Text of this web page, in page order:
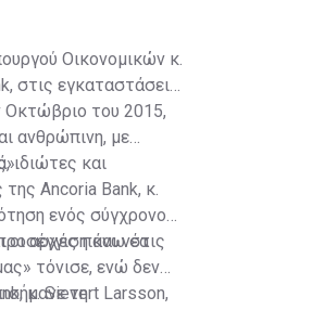
Οικονομικών κ.
στις εγκαταστάσεις
Οκτώβριο του 2015,
ανθρώπινη, με
ιδιώτες και
Ancoria Bank, κ.
ενός σύγχρονου
και νέα
οι αρχές πάνω στις
τόνισε, ενώ δεν
κ. Sievert Larsson,
τη